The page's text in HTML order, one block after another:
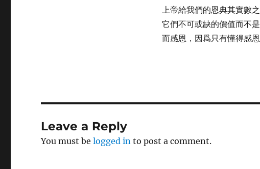
上帝給我們的恩典其實數
它們不可或缺的價值而不
而感恩，因爲只有懂得感
Leave a Reply
You must belogged in to post a comment.